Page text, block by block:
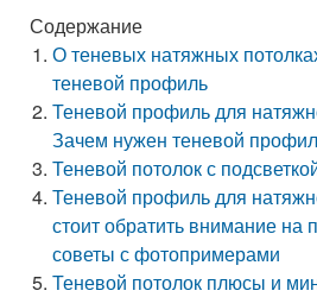
Содержание
О теневых натяжных
теневой профиль
Теневой профиль для
Зачем нужен теневой
Теневой потолок с
Теневой профиль для
стоит обратить внимание на
советы с фотопримерами
Теневой потолок плюсы и